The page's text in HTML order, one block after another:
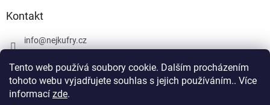
Tento web používá soubory cookie. Dalším procházením
tohoto webu vyjadřujete souhlas s jejich používáním.. Více
informací zde.
Kontakt
info@nejkufry.cz
Facebook